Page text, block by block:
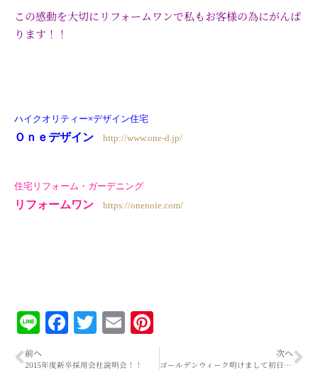
この感動を大切にリフォームワンで私もお客様の為にがんば
ります！！
ハイクオリティー×デザイン住宅
Ｏｎｅデザイン http://www.one-d.jp/
住宅リフォーム・ガーデニング
リフォームワン https://onenoie.com/
LineFacebook
Twitter
Email
前へ
2015年度新卒採用会社説明会！！
次へ
ゴールデンウィーク明けまして初日！！